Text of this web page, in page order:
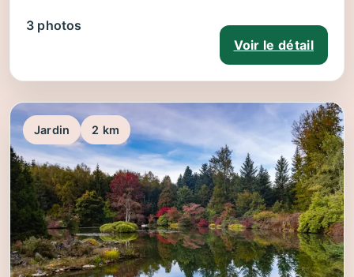
3 photos
Voir le détail
Jardin 2 km